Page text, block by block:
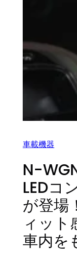
車載機器
N-
LEDコ
が登場
ィット
車内を